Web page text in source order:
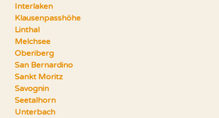
Interlaken
Klausenpasshöhe
Linthal
Melchsee
Oberiberg
San Bernardino
Sankt Moritz
Savognin
Seetalhorn
Unterbach